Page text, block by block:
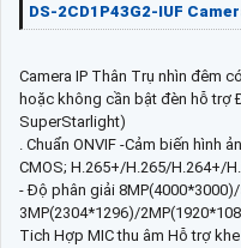
DS-2CD1P43G2-IUF
Camera IP Thân Trụ nhìn đêm
hoặc không cần bật đèn hỗ trợ
SuperStarlight)
. Chuẩn ONVIF -Cảm biến hình
CMOS; H.265+/H.265/H.264+/
- Độ phân giải
3MP(2304*1296)/
Tich Hợp MIC thu âm Hỗ trợ